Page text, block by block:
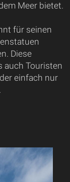
Meer bietet.
für seinen
Diese
auch Touristen
einfach nur